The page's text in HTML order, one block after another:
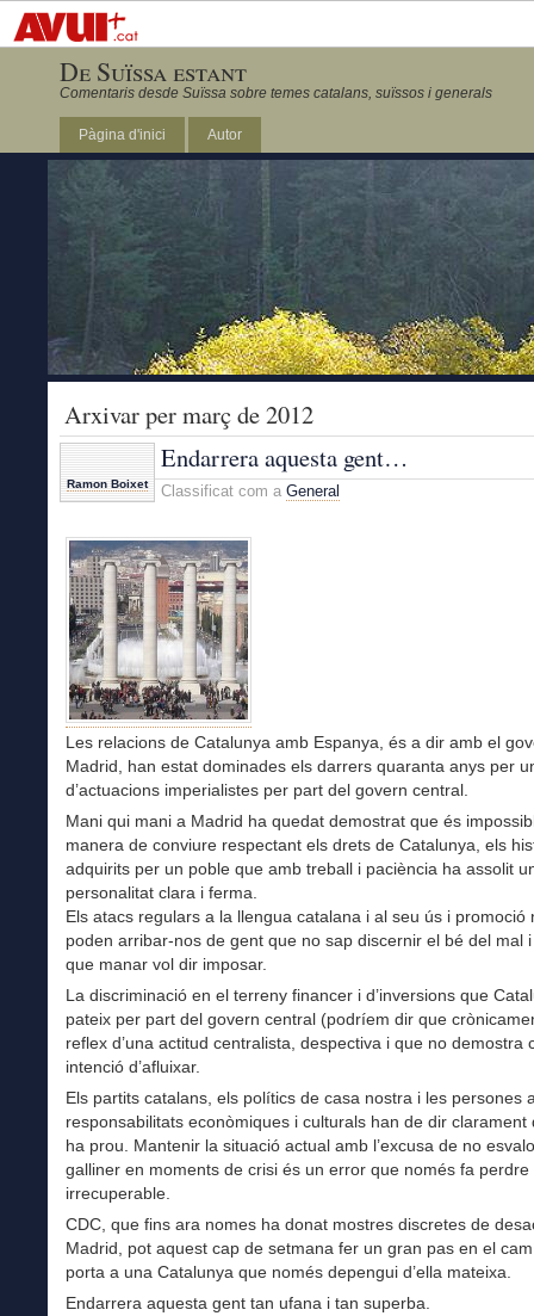
De Suïssa estant
Comentaris desde Suïssa sobre temes catalans, suïssos i generals
Pàgina d'inici Autor
Arxivar per març de 2012
Ramon Boixet
Endarrera aquesta gent…
Classificat com a General
Les relacions de Catalunya amb Espanya, és a dir amb el
Madrid, han estat dominades els darrers quaranta anys per
d’actuacions imperialistes per part del govern central.
Mani qui mani a Madrid ha quedat demostrat que és
manera de conviure respectant els drets de Catalunya, els
adquirits per un poble que amb treball i paciència ha assolit
personalitat clara i ferma.
Els atacs regulars a la llengua catalana i al seu ús i promoció
poden arribar-nos de gent que no sap discernir el bé del mal
que manar vol dir imposar.
La discriminació en el terreny financer i d’inversions que
pateix per part del govern central (podríem dir que
reflex d’una actitud centralista, despectiva i que no demostra
intenció d’afluixar.
Els partits catalans, els polítics de casa nostra i les persones
responsabilitats econòmiques i culturals han de dir clarament
ha prou. Mantenir la situació actual amb l’excusa de no
galliner en moments de crisi és un error que només fa perdre
irrecuperable.
CDC, que fins ara nomes ha donat mostres discretes de
Madrid, pot aquest cap de setmana fer un gran pas en el
porta a una Catalunya que només depengui d’ella mateixa.
Endarrera aquesta gent tan ufana i tan superba.